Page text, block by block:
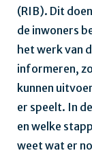
(RIB). Dit
de inwoners
het werk van
informeren,
kunnen
er speelt. In
en welke
weet wat er